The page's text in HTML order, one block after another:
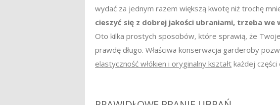
wydać za jednym razem większą kwotę niż trochę
cieszyć się z dobrej jakości ubraniami, trzeba we
Oto kilka prostych sposobów, które sprawią, że Twoje
prawdę długo. Właściwa konserwacja garderoby
elastyczność włókien i oryginalny kształt każdej części